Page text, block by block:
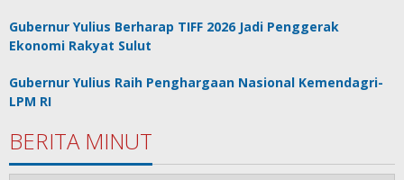
Gubernur Yulius Berharap TIFF 2026 Jadi Penggerak
Ekonomi Rakyat Sulut
Gubernur Yulius Raih Penghargaan Nasional Kemendagri-
LPM RI
BERITA MINUT